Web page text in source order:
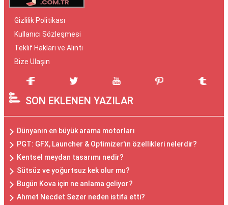
Gizlilik Politikası
Kullanıcı Sözleşmesi
Teklif Hakları ve Alıntı
Bize Ulaşın
SON EKLENEN YAZILAR
Dünyanın en büyük arama motorları
PGT: GFX, Launcher & Optimizer'ın özellikleri nelerdir?
Kentsel meydan tasarımı nedir?
Sütsüz ve yoğurtsuz kek olur mu?
Bugün Kova için ne anlama geliyor?
Ahmet Necdet Sezer neden istifa etti?